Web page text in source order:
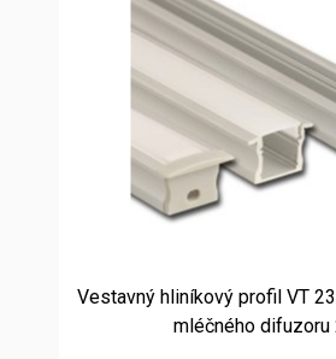
Vestavný hliníkový profil VT
mléčného difuzoru